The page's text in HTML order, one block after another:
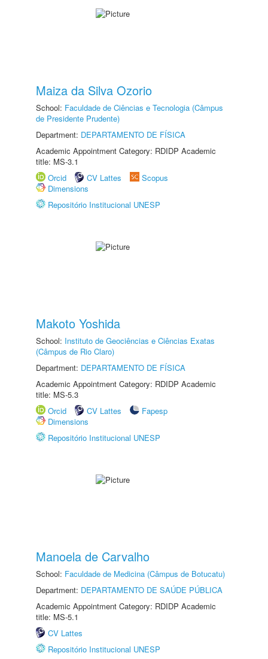
Maiza da Silva Ozorio
School: Faculdade de Ciências e Tecnologia (Câmpus
de Presidente Prudente)
Department: DEPARTAMENTO DE FÍSICA
Academic Appointment Category: RDIDP Academic
title: MS-3.1
Orcid
CV Lattes
Scopus
Dimensions
Repositório Institucional UNESP
Makoto Yoshida
School: Instituto de Geociências e Ciências Exatas
(Câmpus de Rio Claro)
Department: DEPARTAMENTO DE FÍSICA
Academic Appointment Category: RDIDP Academic
title: MS-5.3
Orcid
CV Lattes
Fapesp
Dimensions
Repositório Institucional UNESP
Manoela de Carvalho
School: Faculdade de Medicina (Câmpus de Botucatu)
Department: DEPARTAMENTO DE SAÚDE PÚBLICA
Academic Appointment Category: RDIDP Academic
title: MS-5.1
CV Lattes
Repositório Institucional UNESP